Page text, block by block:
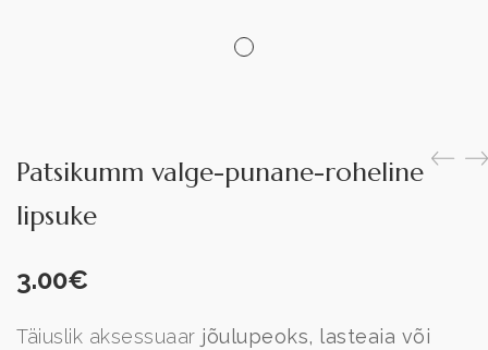
Patsikumm valge-punane-roheline
lipsuke
3.00€
Täiuslik aksessuaar jõulupeoks, lasteaia või